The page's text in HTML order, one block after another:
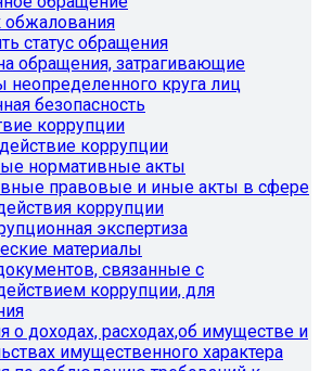
обжалования
статус обращения
обращения, затрагивающие
неопределенного круга лиц
безопасность
коррупции
коррупции
нормативные акты
правовые и иные акты в сфере
коррупции
экспертиза
материалы
связанные с
коррупции, для
о доходах, расходах,об имуществе и
имущественного характера